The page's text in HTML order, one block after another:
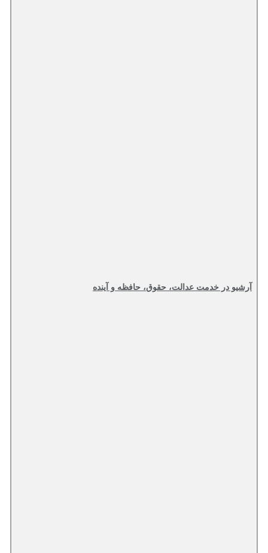
آرشیو در خدمت عدالت، حقوق، حافظه و آینده‌